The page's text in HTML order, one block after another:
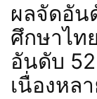
ผลจัดอัน
ศึกษาไท
อันดับ
เนื่องหล